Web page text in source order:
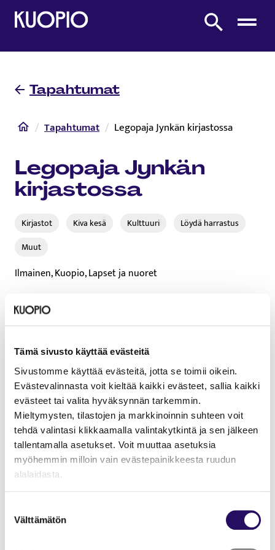
Tämä sivusto käyttää evästeitä
Sivustomme käyttää evästeitä, jotta se toimii oikein.
Evästevalinnasta voit kieltää kaikki evästeet, sallia kaikki
evästeet tai valita hyväksynnän tarkemmin.
Mieltymysten, tilastojen ja markkinoinnin suhteen voit
tehdä valintasi klikkaamalla valintakytkintä ja sen jälkeen
tallentamalla asetukset. Voit muuttaa asetuksia
myöhemmin milloin vain evästepainikkeesta ruudun
alalaidasta.
Lue lisää sivustostamme ja evästeistä
valinta
Välttämätön
Etusivulle
Etsi sivustolta
Tapahtumat
Etusivu
Tapahtumat Legopaja Jynkän kirjastossa
Legopaja Jynkän
kirjastossa
Kirjastot Kiva kesä Kulttuuri
Löydä harrastus
Muut
Ilmainen, Kuopio, Lapset ja nuoret
Päivämäärät
28.7.2026–31.7.2026